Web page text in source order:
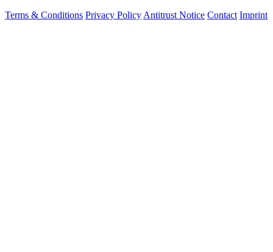
Terms & Conditions Privacy Policy Antitrust Notice Contact Imprint